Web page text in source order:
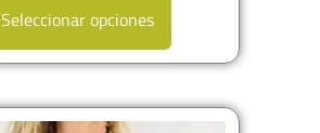
Seleccionar opciones